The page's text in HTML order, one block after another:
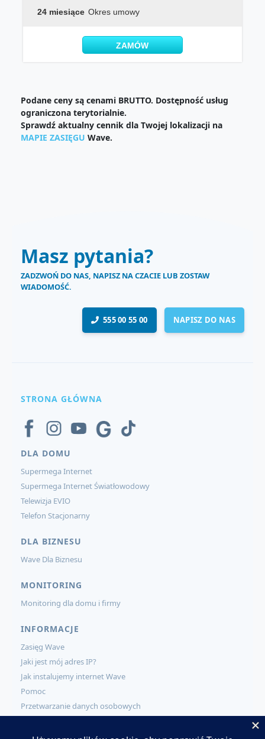
24 miesiące Okres umowy
ZAMÓW
Podane ceny są cenami BRUTTO. Dostępność usług
ograniczona terytorialnie.
Sprawdź aktualny cennik dla Twojej lokalizacji na
MAPIE ZASIĘGU Wave.
Masz pytania?
ZADZWOŃ DO NAS, NAPISZ NA CZACIE LUB ZOSTAW
WIADOMOŚĆ.
555 00 55 00 NAPISZ DO NAS
STRONA GŁÓWNA
DLA DOMU
Supermega Internet
Supermega Internet Światłowodowy
Telewizja EVIO
Telefon Stacjonarny
DLA BIZNESU
Wave Dla Biznesu
MONITORING
Monitoring dla domu i firmy
INFORMACJE
Zasięg Wave
Jaki jest mój adres IP?
Jak instalujemy internet Wave
Pomoc
Przetwarzanie danych osobowych